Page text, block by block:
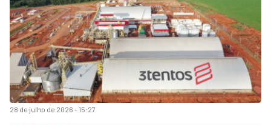
28 de julho de 2026 - 15:27